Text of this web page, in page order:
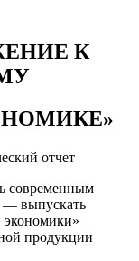
К
отчет
современным
— выпускать
экономики»
продукции